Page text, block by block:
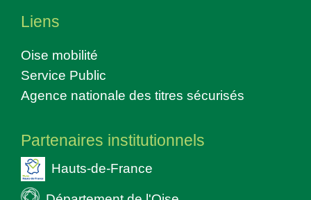
Liens
Oise mobilité
Service Public
Agence nationale des titres sécurisés
Partenaires institutionnels
Hauts-de-France